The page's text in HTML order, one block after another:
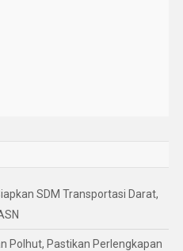
SDM Transportasi Darat,
Polhut, Pastikan Perlengkapan